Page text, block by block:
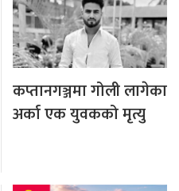
कप्तानगञ्जमा गोली लागेका
अर्का एक युवकको मृत्यु